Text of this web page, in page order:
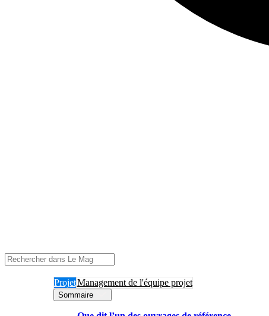
ProjetManagement de l'équipe projet
Sommaire